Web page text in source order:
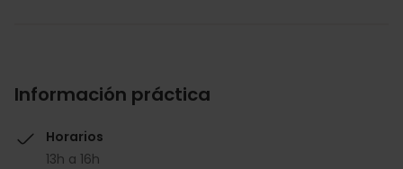
Información práctica
Horarios
13h a 16h